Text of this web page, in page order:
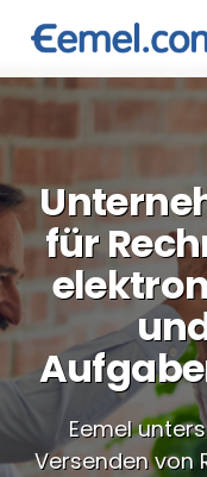
für
Eemel
Versenden von